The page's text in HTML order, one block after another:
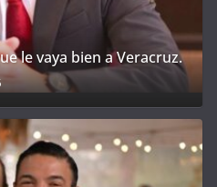
le vaya bien a Veracruz.